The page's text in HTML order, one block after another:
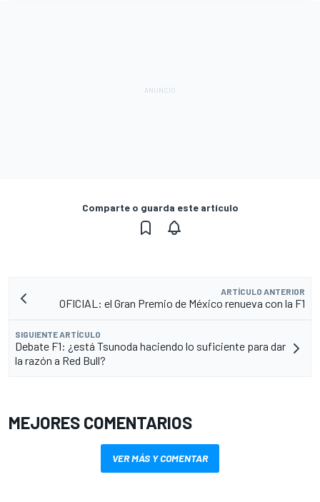
Comparte o guarda este artículo
ARTÍCULO ANTERIOR
OFICIAL: el Gran Premio de México renueva con la F1
SIGUIENTE ARTÍCULO
Debate F1: ¿está Tsunoda haciendo lo suficiente para dar
la razón a Red Bull?
MEJORES COMENTARIOS
VER MÁS Y COMENTAR